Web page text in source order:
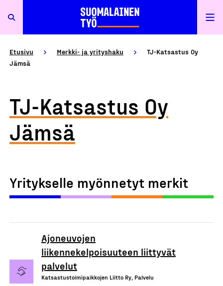
Etusivu Merkki- ja yrityshaku
TJ-Katsastus Oy
Jämsä
TJ-Katsastus Oy
Jämsä
Yritykselle myönnetyt merkit
Ajoneuvojen
liikennekelpoisuuteen liittyvät
palvelut
Katsastustoimipaikkojen Liitto Ry, Palvelu